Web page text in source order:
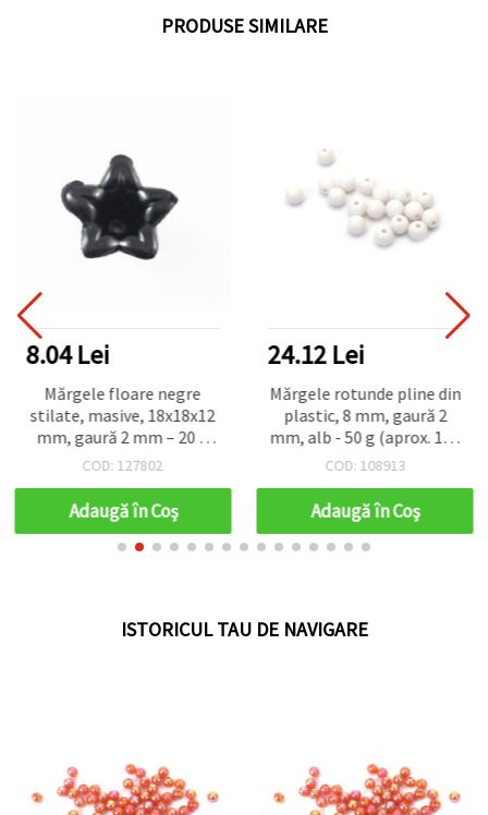
PRODUSE SIMILARE
8.04 Lei
Mărgele floare negre
stilate, masive, 18x18x12
mm, gaură 2 mm – 20 g
(~31 buc.), perfecte
bijuterii handmade
COD: 127802
Adaugă în Coş
24.12 Lei
Mărgele rotunde pline din
plastic, 8 mm, gaură 2
mm, alb - 50 g (aprox. 170
buc.)
COD: 108913
Adaugă în Coş
ISTORICUL TAU DE NAVIGARE